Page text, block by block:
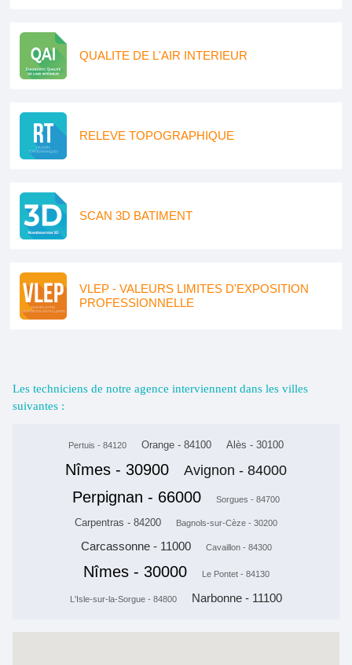
QUALITE DE L'AIR INTERIEUR
RELEVE TOPOGRAPHIQUE
SCAN 3D BATIMENT
VLEP - VALEURS LIMITES D'EXPOSITION
PROFESSIONNELLE
Les techniciens de notre agence interviennent dans les villes
suivantes :
Pertuis - 84120 Orange - 84100 Alès - 30100
Nîmes - 30900 Avignon - 84000
Perpignan - 66000 Sorgues - 84700
Carpentras - 84200 Bagnols-sur-Cèze - 30200
Carcassonne - 11000 Cavaillon - 84300
Nîmes - 30000 Le Pontet - 84130
L'Isle-sur-la-Sorgue - 84800 Narbonne - 11100